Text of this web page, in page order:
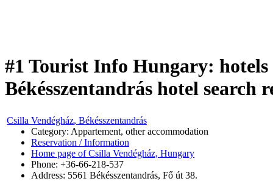
#1 Tourist Info Hungary: hotels
Békésszentandrás hotel search
Csilla Vendégház, Békésszentandrás
Category: Appartement, other accommodation
Reservation / Information
Home page of Csilla Vendégház, Hungary
Phone: +36-66-218-537
Address: 5561 Békésszentandrás, Fő út 38.